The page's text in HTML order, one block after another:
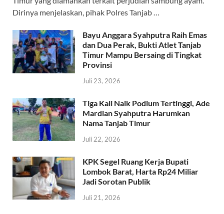
o
o
k
A
p
p
a
m
ds
Dirinya menjelaskan, pihak Polres Tanjab …
Bayu Anggara Syahputra Raih Emas
dan Dua Perak, Bukti Atlet Tanjab
Timur Mampu Bersaing di Tingkat
Provinsi
Juli 23, 2026
Tiga Kali Naik Podium Tertinggi, Ade
Mardian Syahputra Harumkan
Nama Tanjab Timur
Juli 22, 2026
KPK Segel Ruang Kerja Bupati
Lombok Barat, Harta Rp24 Miliar
Jadi Sorotan Publik
Juli 21, 2026